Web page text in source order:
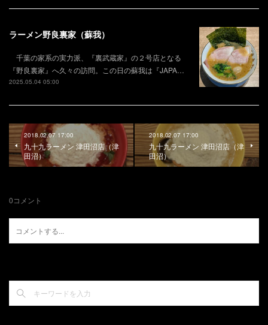
ラーメン野良裏家（蘇我）
千葉の家系の実力派、『裏武蔵家』の２号店となる
『野良裏家』へ久々の訪問。この日の蘇我は『JAPA…
2025.05.04 05:00
2018.02.07 17:00
九十九ラーメン 津田沼店（津
田沼）
2018.02.07 17:00
九十九ラーメン 津田沼店（津
田沼）
0コメント